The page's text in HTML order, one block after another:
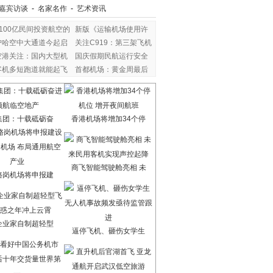
宾访谈 - 名家名作 - 艺术资讯
亿民间投资航空的
新版《运输机场使用许
哈空中大通道今起启
关注C919：第三架飞机
港关注：国内大型机
国庆假期民航运行安全
机多短跑道就能起飞
首都机场：黄金周最后
团：十载砥砺奋 香港机场将增加34个停
岗机场将申报建
商飞智能驾驶舱亮相 未
业家自制超轻型
逼停飞机、砸伤女学生